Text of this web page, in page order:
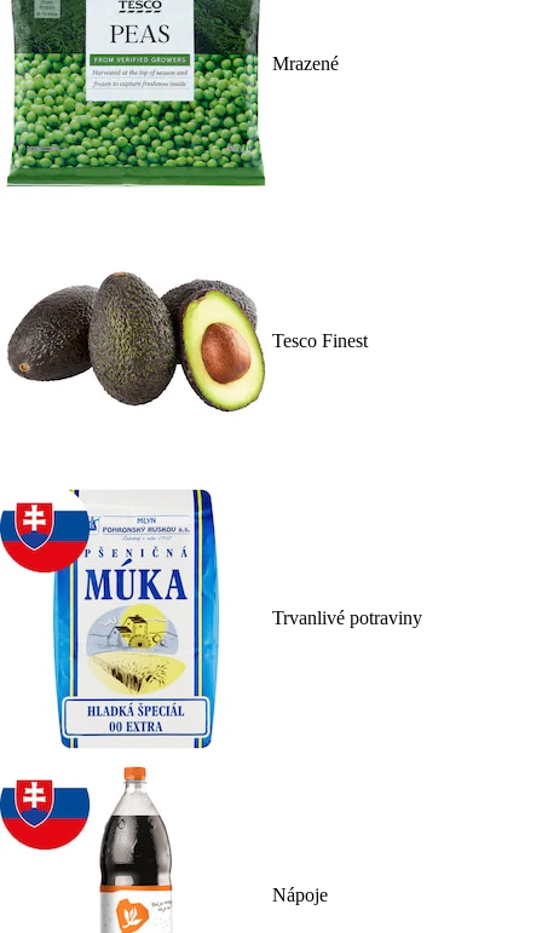
Mrazené
Tesco Finest
Trvanlivé potraviny
Nápoje